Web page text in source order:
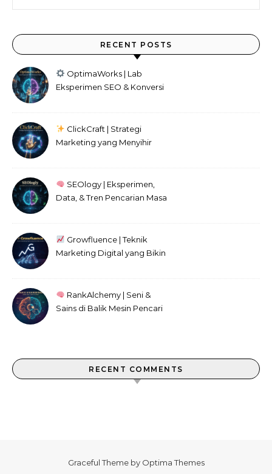
RECENT POSTS
OptimaWorks | Lab
Eksperimen SEO & Konversi
ClickCraft | Strategi
Marketing yang Menyihir
SEOlogy | Eksperimen,
Data, & Tren Pencarian Masa
Growfluence | Teknik
Marketing Digital yang Bikin
RankAlchemy | Seni &
Sains di Balik Mesin Pencari
RECENT COMMENTS
Graceful Theme by Optima Themes